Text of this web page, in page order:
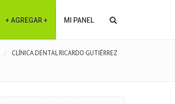
+ AGREGAR + MI PANEL
CLÍNICA DENTAL RICARDO GUTIÉRREZ